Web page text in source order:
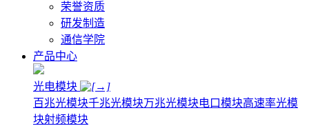
荣誉资质
研发制造
通信学院
产品中心
光电模块
百兆光模块千兆光模块万兆光模块电口模块高速率光模
块射频模块